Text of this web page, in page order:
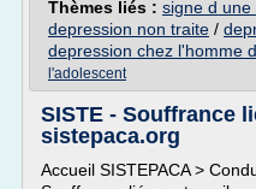
Thèmes liés : signe d
depression non traite /
depression chez l'homme
l'adolescent
SISTE - Souffrance
sistepaca.org
Accueil SISTEPACA >